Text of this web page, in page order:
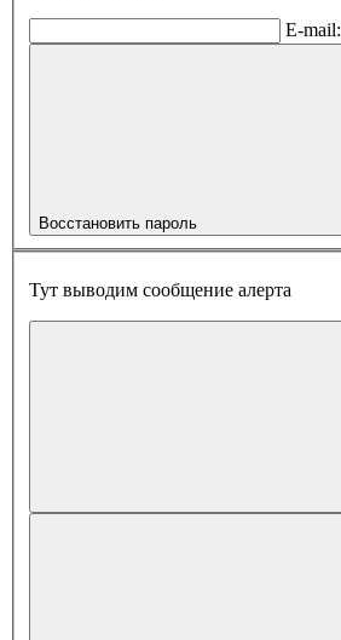
E-mail:
Восстановить пароль
Тут выводим сообщение алерта